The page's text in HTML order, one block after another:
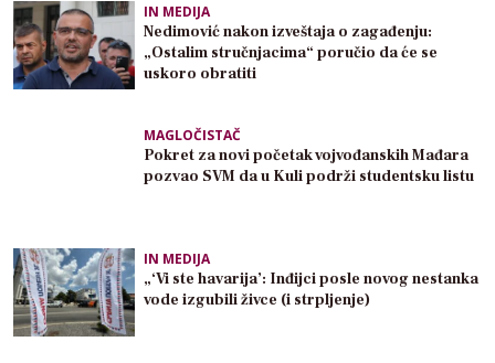
IN MEDIJA
Nedimović nakon izveštaja o zagađenju:
„Ostalim stručnjacima“ poručio da će se
uskoro obratiti
MAGLOČISTAČ
Pokret za novi početak vojvođanskih Mađara
pozvao SVM da u Kuli podrži studentsku listu
IN MEDIJA
„‘Vi ste havarija’: Inđijci posle novog nestanka
vode izgubili živce (i strpljenje)